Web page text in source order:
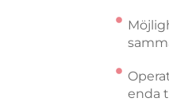
enda